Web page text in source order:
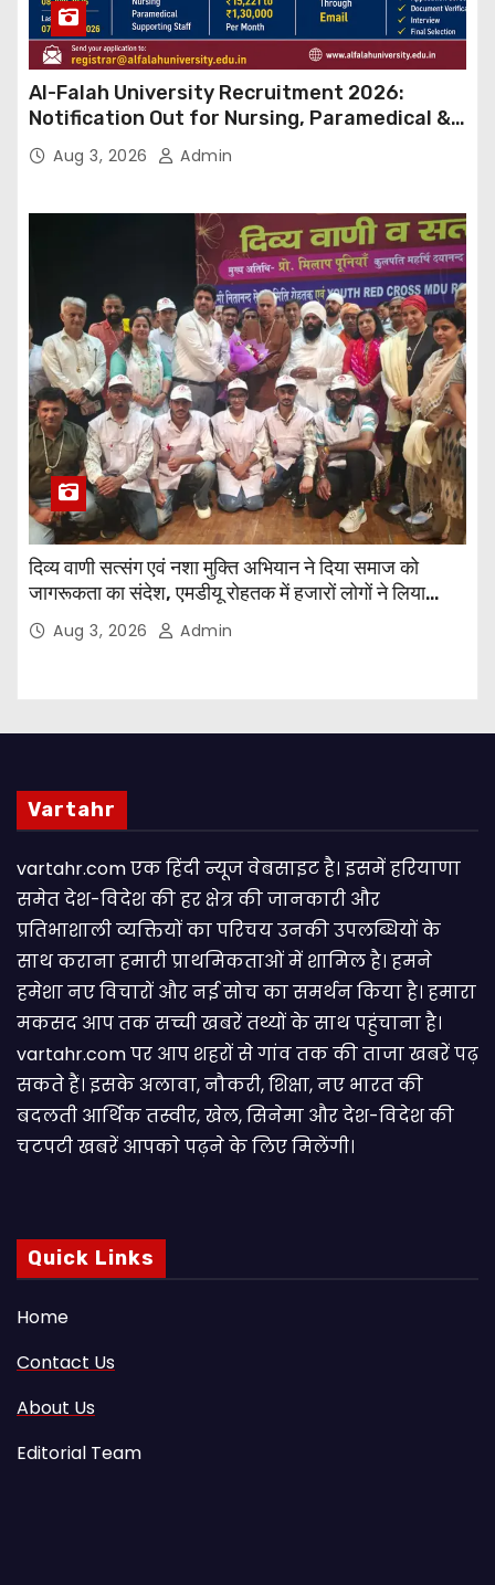
Al-Falah University Recruitment 2026:
Notification Out for Nursing, Paramedical &
Supporting Staff Posts, Apply Through Email
Aug 3, 2026 Admin
दिव्य वाणी सत्संग एवं नशा मुक्ति अभियान ने दिया समाज को
जागरूकता का संदेश, एमडीयू रोहतक में हजारों लोगों ने लिया
संकल्पAug 3, 2026 Admin
Vartahr
vartahr.com एक हिंदी न्यूज वेबसाइट है। इसमें हरियाणा
समेत देश-विदेश की हर क्षेत्र की जानकारी और
प्रतिभाशाली व्यक्तियों का परिचय उनकी उपलब्धियों के
साथ कराना हमारी प्राथमिकताओं में शामिल है। हमने
हमेशा नए विचारों और नई सोच का समर्थन किया है। हमारा
मकसद आप तक सच्ची खबरें तथ्यों के साथ पहुंचाना है।
vartahr.com पर आप शहरों से गांव तक की ताजा खबरें पढ़
सकते हैं। इसके अलावा, नौकरी, शिक्षा, नए भारत की
बदलती आर्थिक तस्वीर, खेल, सिनेमा और देश-विदेश की
चटपटी खबरें आपकाे पढ़ने के लिए मिलेंगी।
Quick Links
Home
Contact Us
About Us
Editorial Team